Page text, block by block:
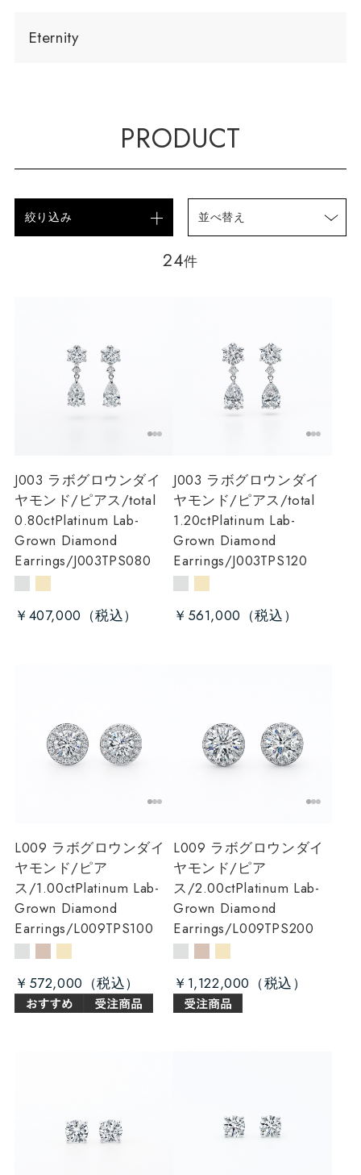
Eternity
PRODUCT
絞り込み 並べ替え
24件
J003 ラボグロウンダイ
ヤモンド/ピアス/total
0.80ctPlatinum Lab-
Grown Diamond
Earrings/J003TPS080
￥407,000
J003 ラボグロウンダイ
ヤモンド/ピアス/total
1.20ctPlatinum Lab-
Grown Diamond
Earrings/J003TPS120
￥561,000
L009 ラボグロウンダイ
ヤモンド/ピア
ス/1.00ctPlatinum Lab-
Grown Diamond
Earrings/L009TPS100
￥572,000
L009 ラボグロウンダイ
ヤモンド/ピア
ス/2.00ctPlatinum Lab-
Grown Diamond
Earrings/L009TPS200
￥1,122,000